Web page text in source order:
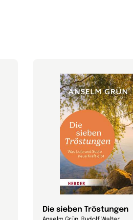
Die sieben Tröstungen